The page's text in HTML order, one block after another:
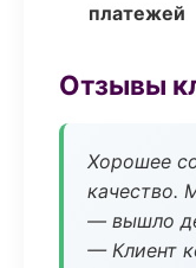
платежей
Отзывы
Хорошее
качество.
— вышло
— Клиент